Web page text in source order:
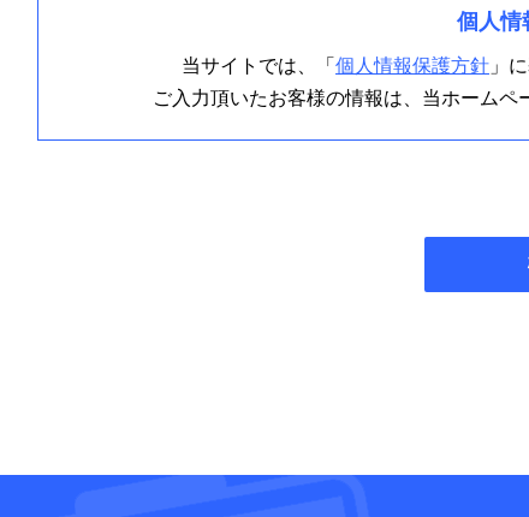
個人情
当サイトでは、「 個人情報保護方針 」
ご入力頂いたお客様の情報は、当ホームペ